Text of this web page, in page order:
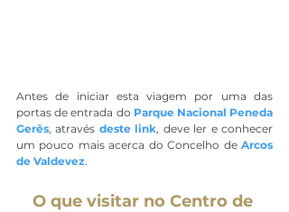
Antes de iniciar esta viagem por uma das
portas de entrada do Parque Nacional Peneda
Gerês, através deste link, deve ler e conhecer
um pouco mais acerca do Concelho de Arcos
de Valdevez.
O que visitar no Centro de